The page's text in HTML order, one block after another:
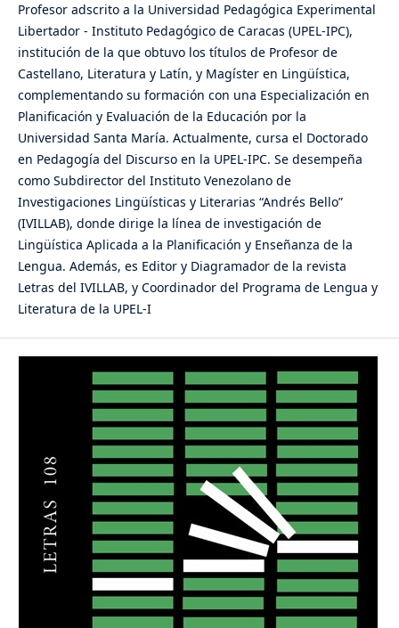
Profesor adscrito a la Universidad Pedagógica Experimental
Libertador - Instituto Pedagógico de Caracas (UPEL-IPC),
institución de la que obtuvo los títulos de Profesor de
Castellano, Literatura y Latín, y Magíster en Lingüística,
complementando su formación con una Especialización en
Planificación y Evaluación de la Educación por la
Universidad Santa María. Actualmente, cursa el Doctorado
en Pedagogía del Discurso en la UPEL-IPC. Se desempeña
como Subdirector del Instituto Venezolano de
Investigaciones Lingüísticas y Literarias “Andrés Bello”
(IVILLAB), donde dirige la línea de investigación de
Lingüística Aplicada a la Planificación y Enseñanza de la
Lengua. Además, es Editor y Diagramador de la revista
Letras del IVILLAB, y Coordinador del Programa de Lengua y
Literatura de la UPEL-I